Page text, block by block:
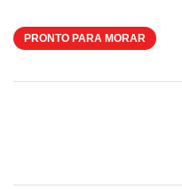
PRONTO PARA MORAR